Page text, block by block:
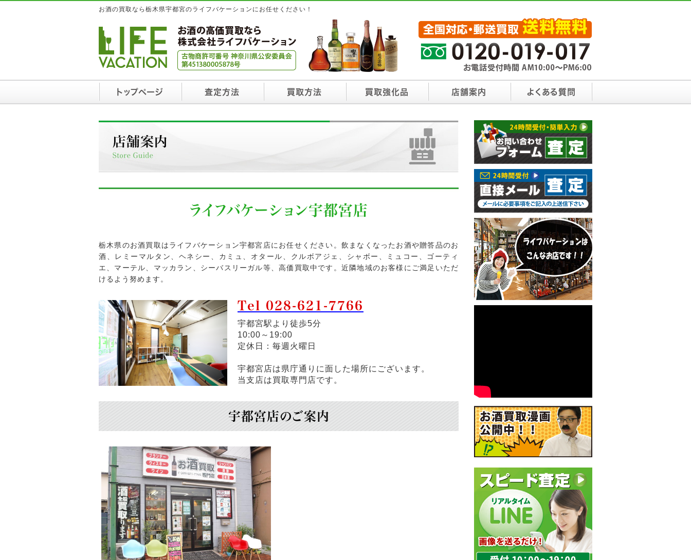
お酒の買取なら栃木県宇都宮のライフバケーションにお任せください！
トップページ 査定方法 買取方法 買取強化品 店舗案内 よくある質問
ライフバケーション宇都宮店
栃木県のお酒買取はライフバケーション宇都宮店にお任せください。飲まなくなったお酒や贈答品のお
酒、レミーマルタン、ヘネシー、カミュ、オタール、クルボアジェ、シャボー、ミュコー、ゴーティ
エ、マーテル、マッカラン、シーバスリーガル等、高価買取中です。近隣地域のお客様にご満足いただ
けるよう努めます。
Tel 028-621-7766
宇都宮駅より徒歩5分
10:00～19:00
定休日：毎週火曜日
宇都宮店は県庁通りに面した場所にございます。
当支店は買取専門店です。
宇都宮店のご案内